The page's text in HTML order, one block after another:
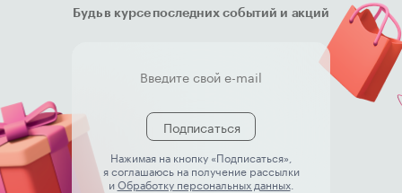
Будь в курсе последних событий и акций
Подписаться
Нажимая на кнопку «Подписаться»,
я соглашаюсь на получение рассылки
иОбработку персональных данных.